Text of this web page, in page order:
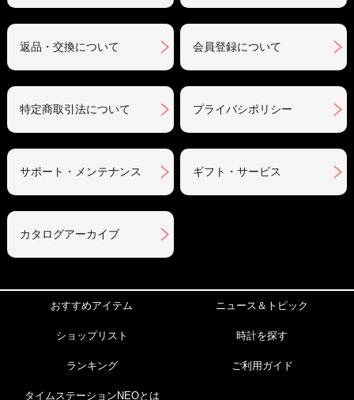
返品・交換について 会員登録について
特定商取引法について プライバシポリシー
サポート・メンテナンス ギフト・サービス
カタログアーカイブ
おすすめアイテム ニュース＆トピック
ショップリスト 時計を探す
ランキング ご利用ガイド
タイムステーションNEOとは